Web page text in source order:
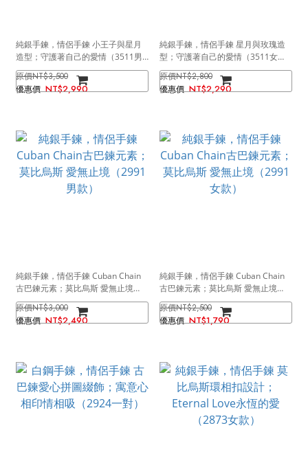
純銀手鍊，情侶手鍊 小王子與星月
造型；守護著自己的愛情（3511男
款）
NT$3,500
NT$2,990
純銀手鍊，情侶手鍊 星月與玫瑰造
型；守護著自己的愛情（3511女
款）
NT$2,800
NT$2,290
純銀手鍊，情侶手鍊 Cuban Chain
古巴鍊元素；莫比烏斯 愛無止境
（2991男款）
NT$3,000
NT$2,490
純銀手鍊，情侶手鍊 Cuban Chain
古巴鍊元素；莫比烏斯 愛無止境
（2991女款）
NT$2,500
NT$1,790